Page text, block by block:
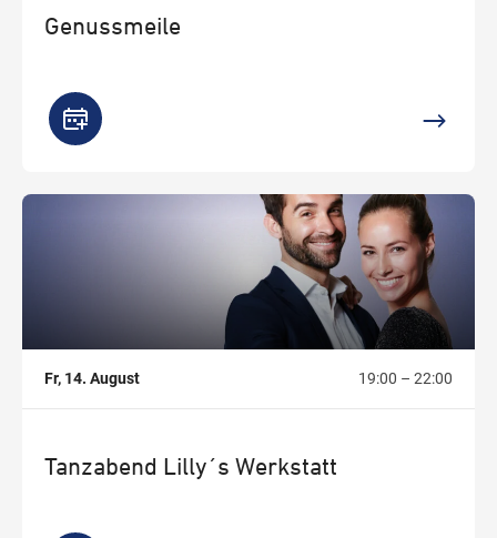
Genussmeile
,
Fr, 14. August 19:00 – 22:00
Tanzabend Lilly´s Werkstatt